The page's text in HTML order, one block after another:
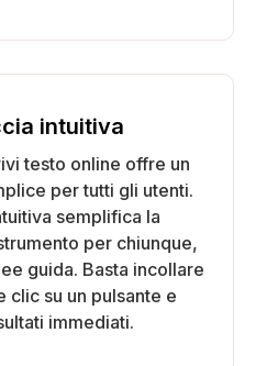
intuitiva
testo online offre un
per tutti gli utenti.
semplifica la
per chiunque,
guida. Basta incollare
clic su un pulsante e
immediati.